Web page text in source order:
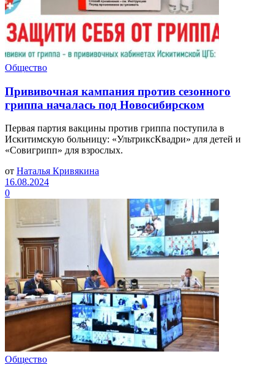
Общество
Прививочная кампания против сезонного
гриппа началась под Новосибирском
Первая партия вакцины против гриппа поступила в
Искитимскую больницу: «УльтриксКвадри» для детей и
«Совигрипп» для взрослых.
от Наталья Кривякина
16.08.2024
0
Общество